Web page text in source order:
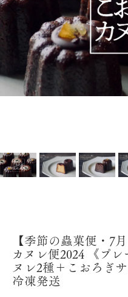
【季節の蟲菓便・7
カヌレ便2024 《プ
ヌレ2種＋こおろぎ
冷凍発送